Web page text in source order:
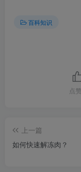
百科知识
点赞
上一篇
如何快速解冻肉？